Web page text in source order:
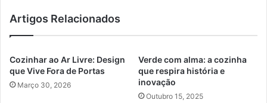
Artigos Relacionados
Cozinhar ao Ar Livre: Design
que Vive Fora de Portas
Março 30, 2026
Verde com alma: a cozinha
que respira história e
inovação
Outubro 15, 2025